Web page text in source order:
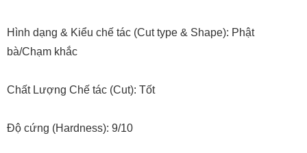
Hình dạng & Kiểu chế tác (Cut type & Shape): Phật
bà/Chạm khắc
Chất Lượng Chế tác (Cut): Tốt
Độ cứng (Hardness): 9/10